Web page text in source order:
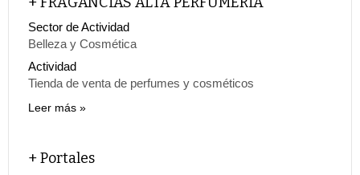
Sector de Actividad
Belleza y Cosmética
Actividad
Tienda de venta de perfumes y cosméticos
Leer más
+ Portales